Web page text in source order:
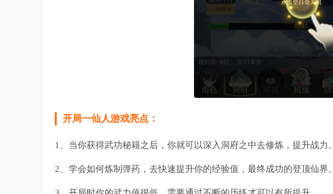
开局一仙人游戏亮点：
1、当你获得武功秘籍之后，你就可以深入洞府之中去修炼，提升战力。
2、学会如何炼制弹药，去快速提升你的经验值，最终成功的登顶仙界。